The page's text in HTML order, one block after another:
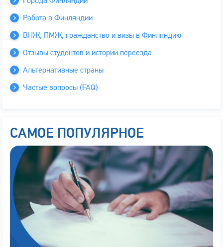
Работа в Финляндии
ВНЖ, ПМЖ, гражданство и визы в Финляндию
Отзывы студентов и истории переезда
Альтернативные страны
Частые вопросы (FAQ)
САМОЕ ПОПУЛЯРНОЕ